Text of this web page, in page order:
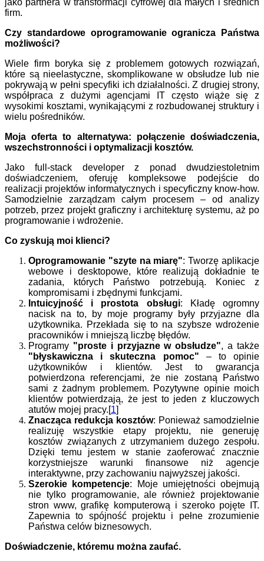
jako partnera w transformacji cyfrowej dla małych i średnich
firm.
Czy standardowe oprogramowanie ogranicza Państwa
możliwości?
Wiele firm boryka się z problemem gotowych rozwiązań,
które są nieelastyczne, skomplikowane w obsłudze lub nie
pokrywają w pełni specyfiki ich działalności. Z drugiej strony,
współpraca z dużymi agencjami IT często wiąże się z
wysokimi kosztami, wynikającymi z rozbudowanej struktury i
wielu pośredników.
Moja oferta to alternatywa: połączenie doświadczenia,
wszechstronności i optymalizacji kosztów.
Jako full-stack developer z ponad dwudziestoletnim
doświadczeniem, oferuję kompleksowe podejście do
realizacji projektów informatycznych i specyficzny know-how.
Samodzielnie zarządzam całym procesem – od analizy
potrzeb, przez projekt graficzny i architekturę systemu, aż po
programowanie i wdrożenie.
Co zyskują moi klienci?
Oprogramowanie "szyte na miarę": Tworzę aplikacje
webowe i desktopowe, które realizują dokładnie te
zadania, których Państwo potrzebują. Koniec z
kompromisami i zbędnymi funkcjami.
Intuicyjność i prostota obsługi: Kładę ogromny
nacisk na to, by moje programy były przyjazne dla
użytkownika. Przekłada się to na szybsze wdrożenie
pracowników i mniejszą liczbę błędów.
Programy "proste i przyjazne w obsłudze", a także
"błyskawiczna i skuteczna pomoc" – to opinie
użytkowników i klientów. Jest to gwarancja
potwierdzona referencjami, że nie zostaną Państwo
sami z żadnym problemem. Pozytywne opinie moich
klientów potwierdzają, że jest to jeden z kluczowych
atutów mojej pracy.[1]
Znacząca redukcja kosztów: Ponieważ samodzielnie
realizuję wszystkie etapy projektu, nie generuję
kosztów związanych z utrzymaniem dużego zespołu.
Dzięki temu jestem w stanie zaoferować znacznie
korzystniejsze warunki finansowe niż agencje
interaktywne, przy zachowaniu najwyższej jakości.
Szerokie kompetencje: Moje umiejętności obejmują
nie tylko programowanie, ale również projektowanie
stron www, grafikę komputerową i szeroko pojęte IT.
Zapewnia to spójność projektu i pełne zrozumienie
Państwa celów biznesowych.
Doświadczenie, któremu można zaufać.